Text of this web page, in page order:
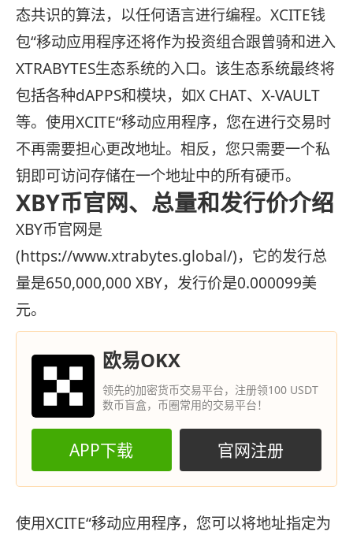
态共识的算法，以任何语言进行编程。 XCITE钱
包“移动应用程序还将作为投资组合跟曾骑和进入
XTRABYTES生态系统的入口。该生态系统最终将
包括各种dAPPS和模块，如X CHAT、X-VAULT
等。使用XCITE“移动应用程序，您在进行交易时
不再需要担心更改地址。相反，您只需要一个私
钥即可访问存储在一个地址中的所有硬币。
XBY币官网、总量和发行价介绍
XBY币官网是
(https://www.xtrabytes.global/)，它的发行总
量是650,000,000 XBY，发行价是0.000099美
元。
欧易OKX
领先的加密货币交易平台，注册领100 USDT
数币盲盒，币圈常用的交易平台！
APP下载 官网注册
使用XCITE“移动应用程序，您可以将地址指定为